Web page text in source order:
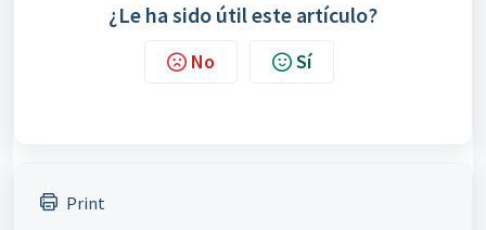
¿Le ha sido útil este artículo?
No Sí
Print